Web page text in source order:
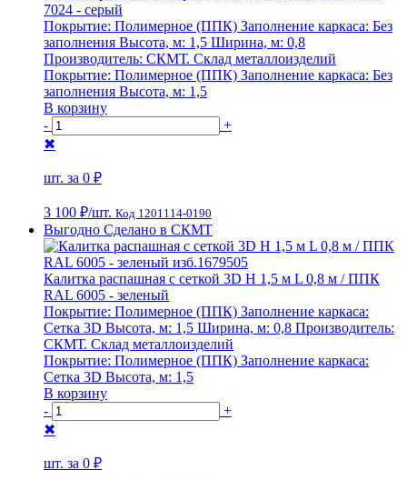
7024 - серый
Покрытие: Полимерное (ППК) Заполнение каркаса: Без
заполнения Высота, м: 1,5 Ширина, м: 0,8
Производитель: СКМТ. Склад металлоизделий
Покрытие: Полимерное (ППК) Заполнение каркаса: Без
заполнения Высота, м: 1,5
В корзину
-
+
✖
шт. за 0 ₽
3 100 ₽/шт. Код 1201114-0190
Выгодно Сделано в СКМТ
Калитка распашная с сеткой 3D Н 1,5 м L 0,8 м / ППК
RAL 6005 - зеленый
Покрытие: Полимерное (ППК) Заполнение каркаса:
Сетка 3D Высота, м: 1,5 Ширина, м: 0,8 Производитель:
СКМТ. Склад металлоизделий
Покрытие: Полимерное (ППК) Заполнение каркаса:
Сетка 3D Высота, м: 1,5
В корзину
-
+
✖
шт. за 0 ₽